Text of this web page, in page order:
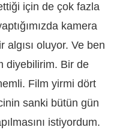
için de çok fazla
kamera
oluyor. Ve ben
diyebilirim. Bir de
Film yirmi dört
sanki bütün gün
istiyordum.